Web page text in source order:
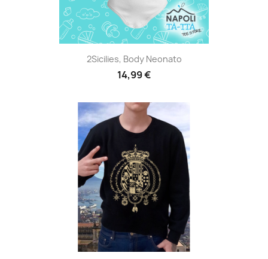
2Sicilies, Body Neonato
14,99 €